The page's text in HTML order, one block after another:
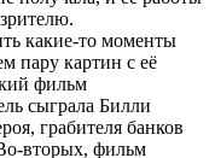
какие-то моменты
пару картин с её
фильм
сыграла Билли
грабителя банков
вторых, фильм